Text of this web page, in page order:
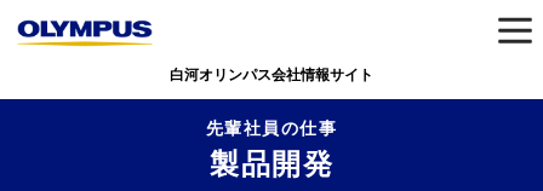
白河オリンパス会社情報サイト
先輩社員の仕事
製品開発